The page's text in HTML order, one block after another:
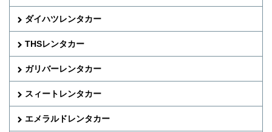
ダイハツレンタカー
THSレンタカー
ガリバーレンタカー
スィートレンタカー
エメラルドレンタカー